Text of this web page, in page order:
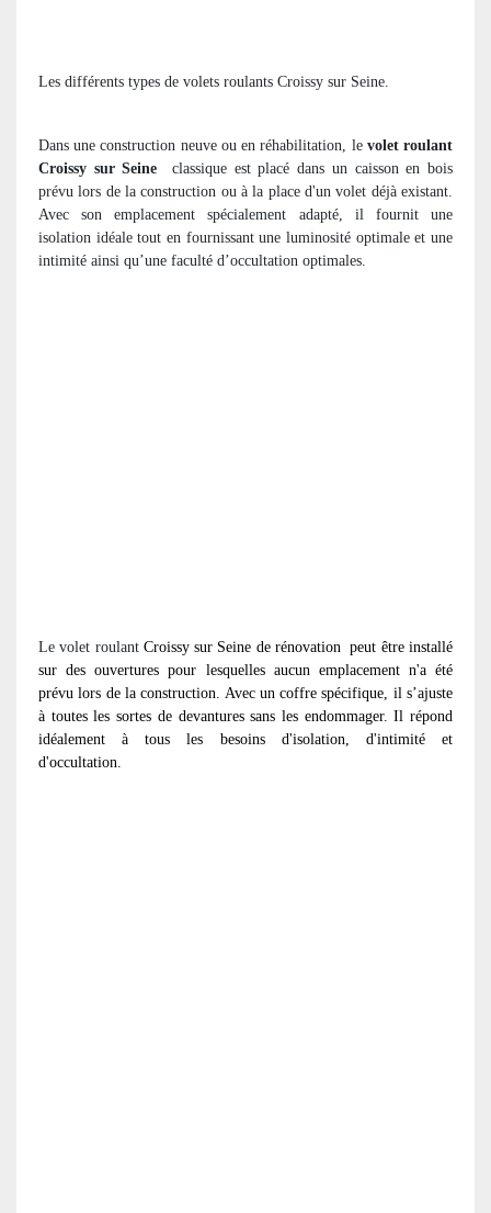
Les différents types de volets roulants Croissy sur Seine.
Dans une construction neuve ou en réhabilitation, le volet roulant
Croissy sur Seine
classique est placé dans un caisson en bois
prévu lors de la construction ou à la place d'un volet déjà existant.
Avec son emplacement spécialement adapté, il fournit une
isolation idéale tout en fournissant une luminosité optimale et une
intimité ainsi qu’une faculté d’occultation optimales.
Le volet roulantCroissy sur Seine de rénovation
peut être installé
sur des ouvertures pour lesquelles aucun emplacement n'a été
prévu lors de la construction. Avec un coffre spécifique, il s’ajuste
à toutes les sortes de devantures sans les endommager. Il répond
idéalement à tous les besoins d'isolation, d'intimité et
d'occultation.